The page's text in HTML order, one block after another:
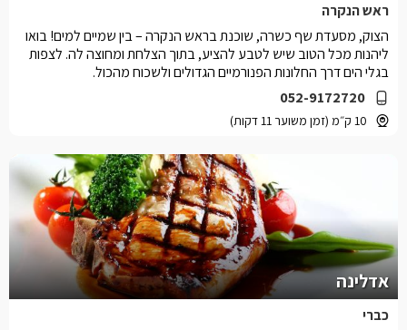
ראש הנקרה
052-9172720
10 ק״מ (זמן משוער 11 דקות)
הצוק, מסעדת שף כשרה, שוכנת בראש הנקרה – בין שמיים למים! בואו
ליהנות מכל הטוב שיש לטבע להציע, בתוך הצלחת ומחוצה לה. לצפות
בגלי הים דרך החלונות הפנורמיים הגדולים ולשכוח מהכול.
אדלינה
כברי